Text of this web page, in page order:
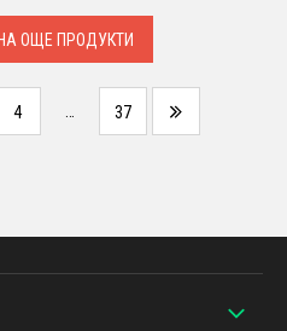
ОЩЕ ПРОДУКТИ
4 … 37